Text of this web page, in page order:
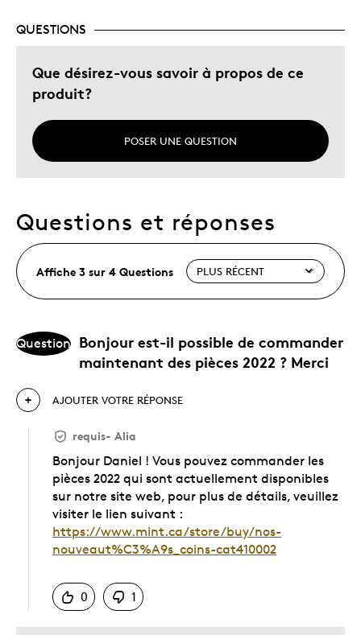
QUESTIONS
Que désirez-vous savoir à propos de ce
produit?
POSER UNE QUESTION
Questions et réponses
Affiche 3 sur 4 Questions
Question Bonjour est-il possible de commander
maintenant des pièces 2022 ? Merci
AJOUTER VOTRE RÉPONSE
requis- Alia
Bonjour Daniel ! Vous pouvez commander les
pièces 2022 qui sont actuellement disponibles
sur notre site web, pour plus de détails, veuillez
visiter le lien suivant :
https://www.mint.ca/store/buy/nos-
nouveaut%C3%A9s_coins-cat410002
0
1